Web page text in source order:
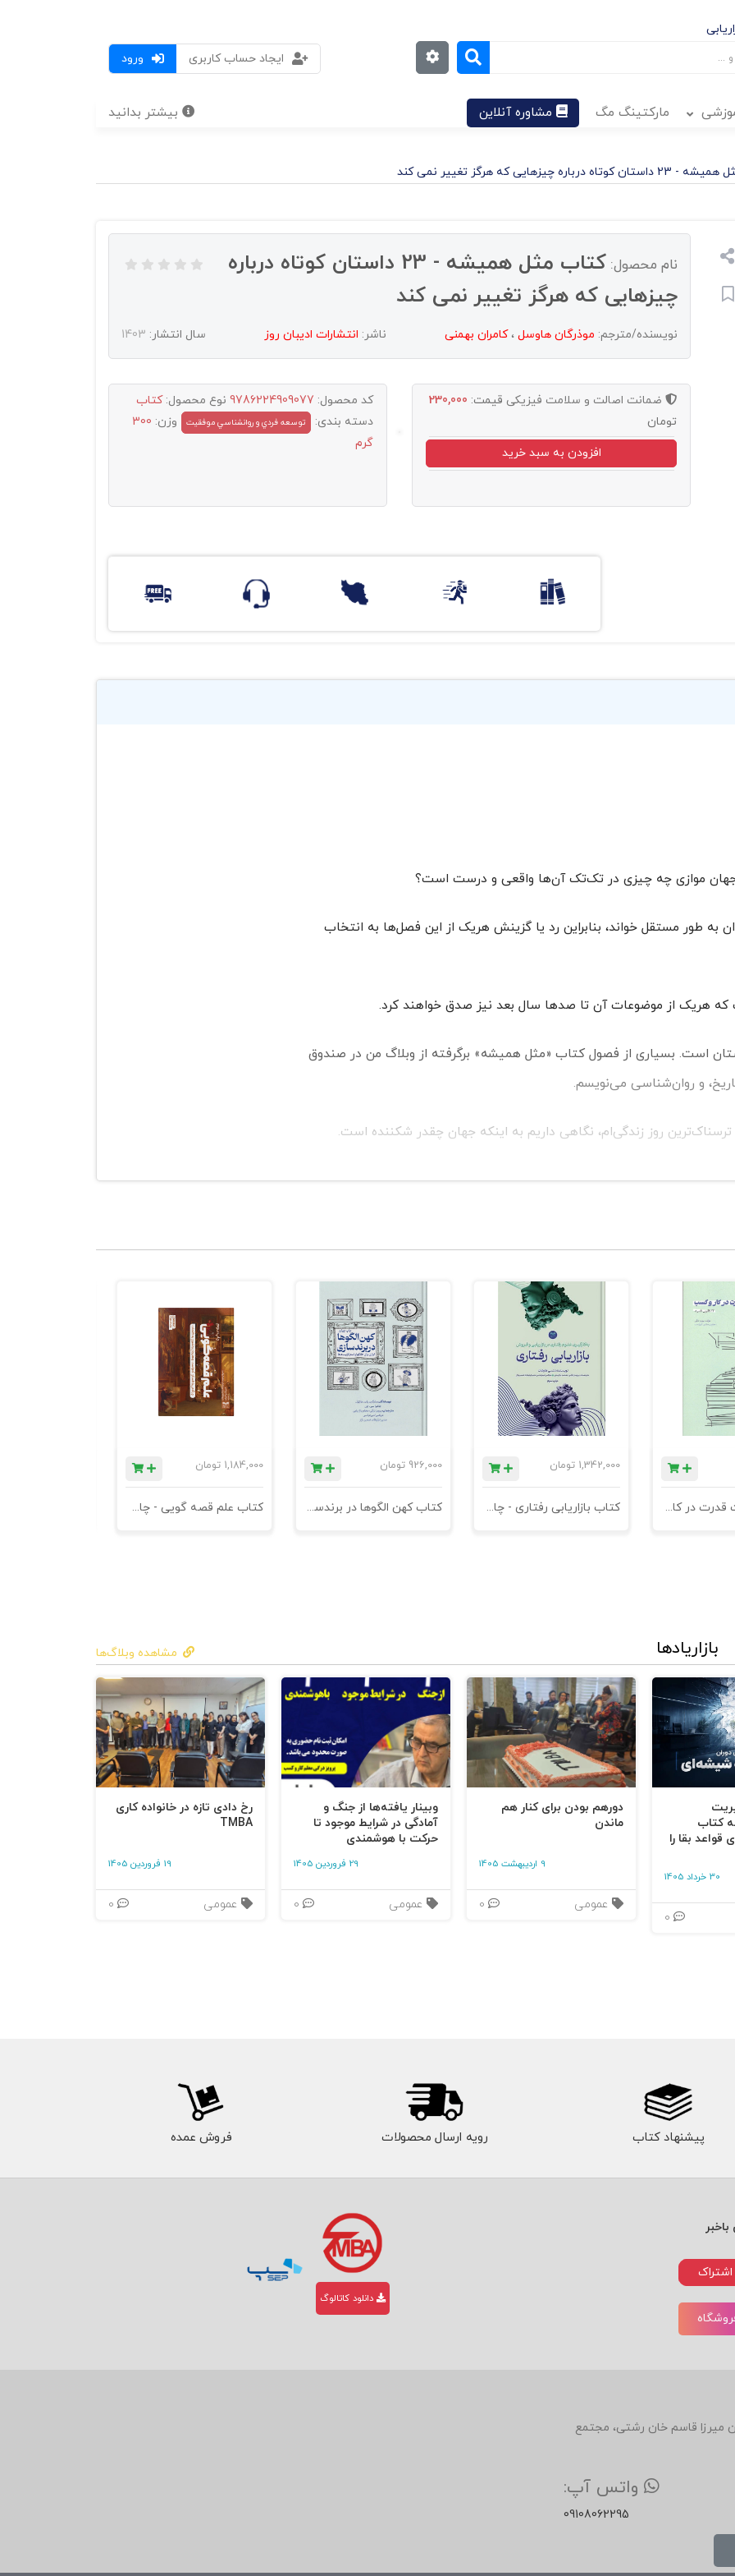
ورود
ایجاد حساب کاربری
مارکتینگ مگ مشاوره آنلاین بیشتر بدانید
درباره چیزهایی که هرگز تغییر نمی کند
نام محصول:
کتاب مثل همیشه - 23 داستان کوتاه درباره
چیزهایی که هرگز تغییر نمی کند
نویسنده/مترجم: موذرگان هاوسل ،کامران بهمنی ناشر: انتشارات اديبان روز سال انتشار: 1403
ضمانت اصالت و سلامت فیزیکی قیمت: 230,000
تومان
افزودن به سبد خرید
کد محصول: 9786224909077 نوع محصول:کتاب
دسته بندی:
توسعه فردي و روانشناسي موفقيت وزن: 300
گرم
جهان موازی چه چیزی در تک‌تک آن‌ها واقعی و درست است؟
طور مستقل خواند، ‌بنابراین رد یا گزینش هریک از این فصل‌ها به انتخاب
هریک از موضوعات آن تا صدها سال بعد نیز صدق خواهند کرد.
است. بسیاری از فصول کتاب «مثل همیشه» برگرفته از وبلاگ من در صندوق
و روان‌شناسی می‌نویسم.
روز زندگی‌ام، نگاهی داریم به اینکه جهان چقدر شکننده است.
کتاب مدیریت قدرت در کاروکسب
1,342,000 تومان
کتاب بازاریابی رفتاری - چاپ سوم
926,000 تومان
کتاب کهن الگوها در برندسازی - ابزاری برای خلاقها و استراتژیست ها
1,184,000 تومان
کتاب علم قصه گویی - چاپ سوم
مشاهده وبلاگ‌ها بازاریادها
کتاب
بقا را
30 خرداد 1405
دورهم بودن برای کنار هم
ماندن
9 اردیبهشت 1405
عمومی
وبینار یافته‌ها از جنگ و
آمادگی در شرایط موجود تا
حرکت با هوشمندی
29 فروردین 1405
عمومی
رخ دادی تازه در خانواده کاری
TMBA
19 فروردین 1405
عمومی
پیشنهاد کتاب رویه ارسال محصولات فروش عمده
اشتراک
دانلود کاتالوگ
روبروی رستوران میرزا قاسم خان رشتی، مجتمع
واتس آپ:
09108062295